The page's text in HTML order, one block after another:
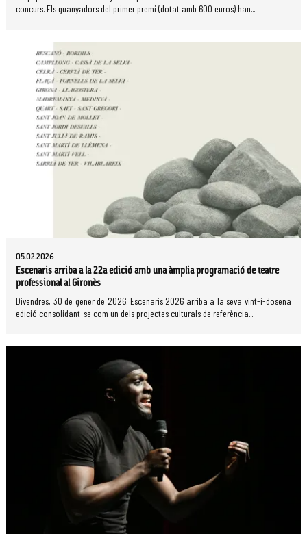
concurs. Els guanyadors del primer premi (dotat amb 600 euros) han...
05.02.2026
Escenaris arriba a la 22a edició amb una àmplia programació de teatre
professional al Gironès
Divendres, 30 de gener de 2026. Escenaris 2026 arriba a la seva vint-i-dosena
edició consolidant-se com un dels projectes culturals de referència...